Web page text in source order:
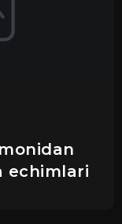
echimlari